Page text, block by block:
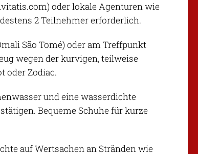
oder lokale Agenturen wie
2 Teilnehmer erforderlich.
São Tomé) oder am Treffpunkt
wegen der kurvigen, teilweise
oder Zodiac.
und eine wasserdichte
Bequeme Schuhe für kurze
auf Wertsachen an Stränden wie